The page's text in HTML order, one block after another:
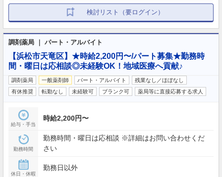
検討リスト（要ログイン）
調剤薬局 ｜ パート・アルバイト
【浜松市天竜区】★時給2,200円〜/パート募集★勤務時
間・曜日は応相談◎未経験OK！地域医療へ貢献♪
調剤薬局 一般薬剤師 パート・アルバイト
残業なし／ほぼなし
有休推奨
転勤なし 未経験可 ブランク可 薬局等に直接応募する求人
給与・手当
時給2,200円〜
勤務時間
勤務時間・曜日は応相談 ※詳細はお問い合わせくだ
さい
休日・休暇
勤務日以外